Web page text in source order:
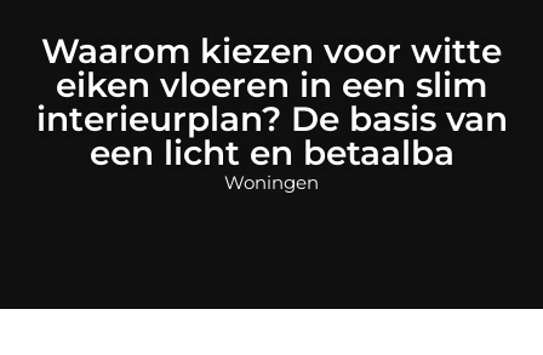
Waarom kiezen voor witte
eiken vloeren in een slim
interieurplan? De basis van
een licht en betaalba
Woningen